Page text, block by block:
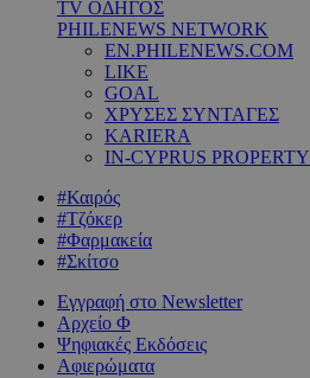
TV ΟΔΗΓΟΣ
PHILENEWS NETWORK
EN.PHILENEWS.COM
LIKE
GOAL
ΧΡΥΣΕΣ ΣΥΝΤΑΓΕΣ
KARIERA
IN-CYPRUS PROPERTY
#Καιρός
#Τζόκερ
#Φαρμακεία
#Σκίτσο
Εγγραφή στο Newsletter
Αρχείο Φ
Ψηφιακές Εκδόσεις
Αφιερώματα